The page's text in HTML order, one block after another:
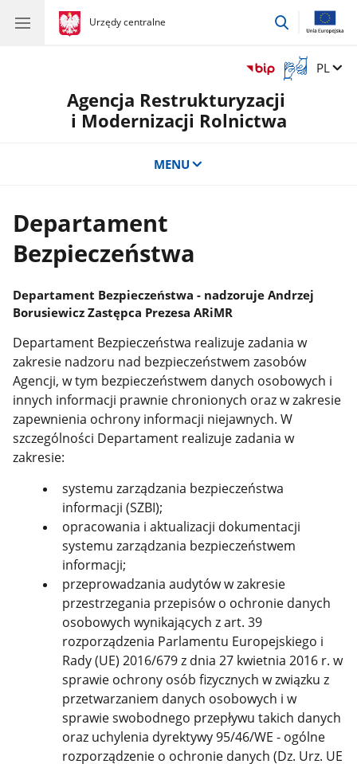
gov.pl
Urzędy centralne
gov.pl
Urzędy
przejdź
Otwórz
okno
z
tłumaczem
Zmień
PL
Agencja Restrukturyzacji
i Modernizacji Rolnictwa
MENU
Departament
Bezpieczeństwa
Departament Bezpieczeństwa - nadzoruje Andrzej
Borusiewicz Zastępca Prezesa ARiMR
Departament Bezpieczeństwa realizuje zadania w
zakresie nadzoru nad bezpieczeństwem zasobów
Agencji, w tym bezpieczeństwem danych osobowych i
innych informacji prawnie chronionych oraz w zakresie
zapewnienia ochrony informacji niejawnych. W
szczególności Departament realizuje zadania w
zakresie:
systemu zarządzania bezpieczeństwa
informacji (SZBI);
opracowania i aktualizacji dokumentacji
systemu zarządzania bezpieczeństwem
informacji;
przeprowadzania audytów w zakresie
przestrzegania przepisów o ochronie danych
osobowych wynikających z art. 39
rozporządzenia Parlamentu Europejskiego i
Rady (UE) 2016/679 z dnia 27 kwietnia 2016 r. w
sprawie ochrony osób fizycznych w związku z
przetwarzaniem danych osobowych i w
sprawie swobodnego przepływu takich danych
oraz uchylenia dyrektywy 95/46/WE - ogólne
rozporządzenie o ochronie danych (Dz. Urz. UE